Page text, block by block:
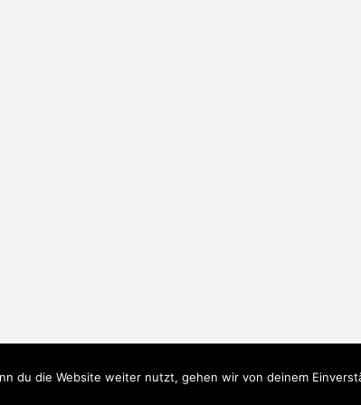
du die Website weiter nutzt, gehen wir von deinem